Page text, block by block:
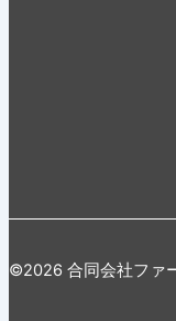
©2026 合同会社ファ